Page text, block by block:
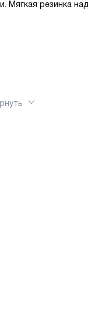
Мягкая резинка